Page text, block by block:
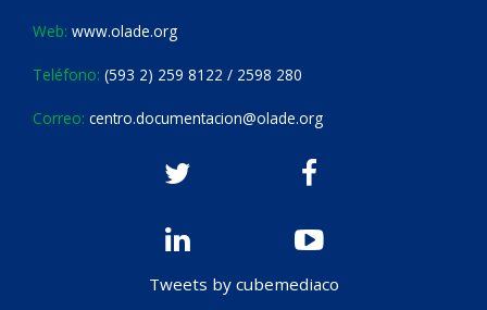
Web: www.olade.org
Teléfono: (593 2) 259 8122 / 2598 280
Correo: centro.documentacion@olade.org
Tweets by cubemediaco